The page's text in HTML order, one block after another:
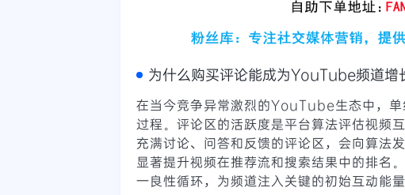
为什么购买评论能成为YouTube频道增
在当今竞争异常激烈的YouTube生态中，
过程。评论区的活跃度是平台算法评估视频
充满讨论、问答和反馈的评论区，会向算法
显著提升视频在推荐流和搜索结果中的排名
一良性循环，为频道注入关键的初始互动能量